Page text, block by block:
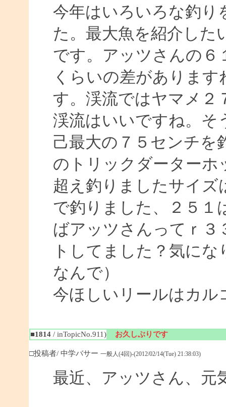
今年はいろいろな釣り
た。最大魚を紹介した
です。アッツさんの６
くらいの差がありま
す。渓流ではヤマメ２
渓流はいいですね。そ
己最大の７５センチを
のトリックダーターホ
超え釣りましたサイ
で釣りました、２５１
ばアッツさんってｒ
トしてました？気に
なんで）
今ほしいリールはカル
■1814/ inTopicNo.911) お久しぶりです
□投稿者/ 中学バサー 一般人(4回)-(2012/02/14(Tue) 21:38:03)
最近、アッツさん、元